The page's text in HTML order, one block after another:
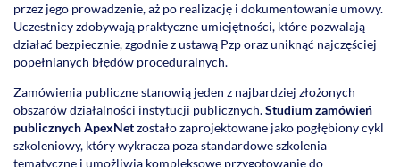
przez jego prowadzenie, aż po realizację i dokumentowanie umowy.
Uczestnicy zdobywają praktyczne umiejętności, które pozwalają
działać bezpiecznie, zgodnie z ustawą Pzp oraz uniknąć najczęściej
popełnianych błędów proceduralnych.
Zamówienia publiczne stanowią jeden z najbardziej złożonych
obszarów działalności instytucji publicznych.Studium zamówień
publicznych ApexNetzostało zaprojektowane jako pogłębiony cykl
szkoleniowy, który wykracza poza standardowe szkolenia
tematyczne i umożliwia kompleksowe przygotowanie do